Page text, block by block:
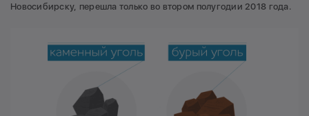
Новосибирску, перешла только во втором полугодии 2018 года.